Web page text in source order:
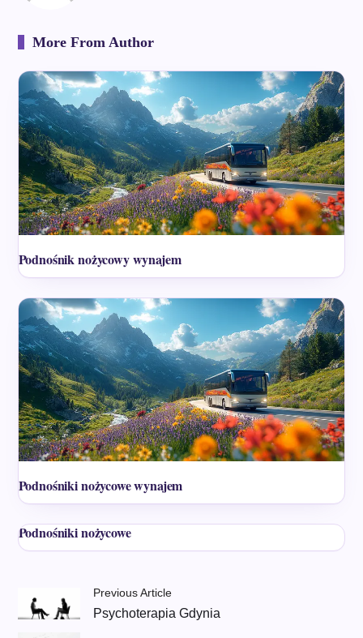
More From Author
Podnośnik nożycowy wynajem
Podnośniki nożycowe wynajem
Podnośniki nożycowe
Previous Article
Psychoterapia Gdynia